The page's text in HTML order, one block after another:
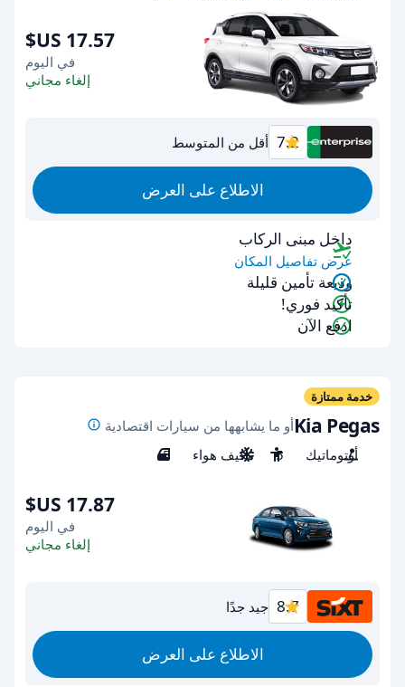
في اليوم
إلغاء مجاني
7.2 أقل من المتوسط
الاطلاع على العرض
داخل مبنى الركاب
عرض تفاصيل المكان
وديعة تأمين قليلة
تأكيد فوري!
ادفع الآن
خدمة ممتازة
Kia Pegasأو ما يشابهها من سيارات اقتصادية
أوتوماتيك
5 مكيف هواء 5
في اليوم
إلغاء مجاني
8.7 جيد جدًا
الاطلاع على العرض